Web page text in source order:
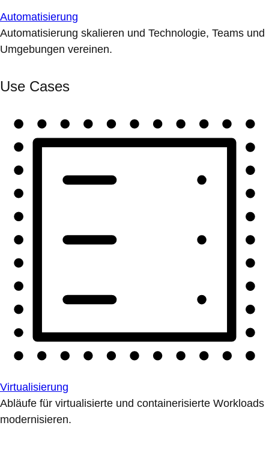
Automatisierung
Automatisierung skalieren und Technologie, Teams und
Umgebungen vereinen.
Use Cases
Virtualisierung
Abläufe für virtualisierte und containerisierte Workloads
modernisieren.